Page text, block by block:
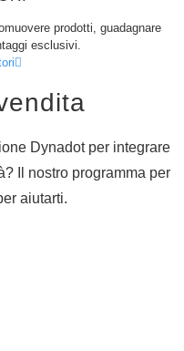
prodotti, guadagnare
esclusivi.
Dynadot per integrare
Il nostro programma per
aiutarti.